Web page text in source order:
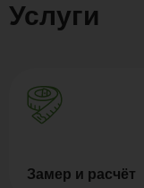
Услуги
Замер и расчёт